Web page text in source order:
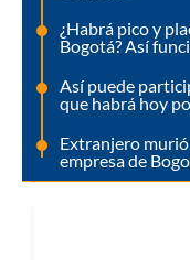
¿Habrá pico y
Bogotá? Así
Así puede
que habrá hoy
Extranjero
empresa de